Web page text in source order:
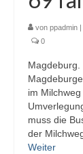
von ppadmin
0
im
muss die
der
Weiter